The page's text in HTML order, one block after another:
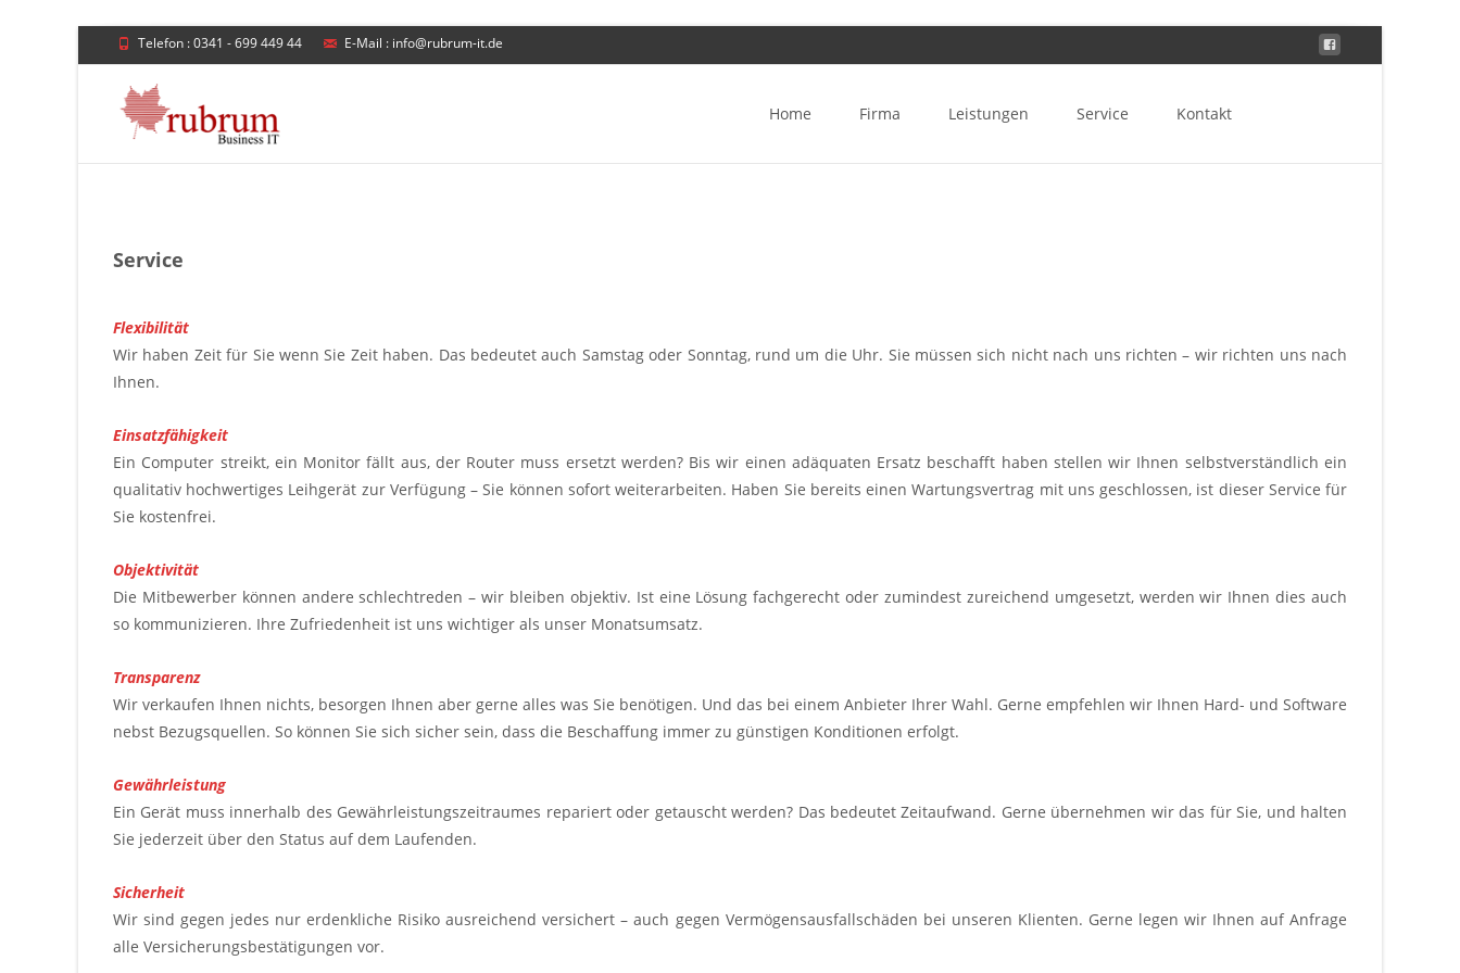
Telefon : 0341 - 699 449 44 E-Mail : info@rubrum-it.de
Home Firma Leistungen Service Kontakt
Service
Flexibilität
Wir haben Zeit für Sie wenn Sie Zeit haben. Das bedeutet auch Samstag oder Sonntag, rund um die Uhr. Sie müssen sich nicht nach uns richten – wir richten uns nach
Ihnen.
Einsatzfähigkeit
Ein Computer streikt, ein Monitor fällt aus, der Router muss ersetzt werden? Bis wir einen adäquaten Ersatz beschafft haben stellen wir Ihnen selbstverständlich ein
qualitativ hochwertiges Leihgerät zur Verfügung – Sie können sofort weiterarbeiten. Haben Sie bereits einen Wartungsvertrag mit uns geschlossen, ist dieser Service für
Sie kostenfrei.
Objektivität
Die Mitbewerber können andere schlechtreden – wir bleiben objektiv. Ist eine Lösung fachgerecht oder zumindest zureichend umgesetzt, werden wir Ihnen dies auch
so kommunizieren. Ihre Zufriedenheit ist uns wichtiger als unser Monatsumsatz.
Transparenz
Wir verkaufen Ihnen nichts, besorgen Ihnen aber gerne alles was Sie benötigen. Und das bei einem Anbieter Ihrer Wahl. Gerne empfehlen wir Ihnen Hard- und Software
nebst Bezugsquellen. So können Sie sich sicher sein, dass die Beschaffung immer zu günstigen Konditionen erfolgt.
Gewährleistung
Ein Gerät muss innerhalb des Gewährleistungszeitraumes repariert oder getauscht werden? Das bedeutet Zeitaufwand. Gerne übernehmen wir das für Sie, und halten
Sie jederzeit über den Status auf dem Laufenden.
Sicherheit
Wir sind gegen jedes nur erdenkliche Risiko ausreichend versichert – auch gegen Vermögensausfallschäden bei unseren Klienten. Gerne legen wir Ihnen auf Anfrage
alle Versicherungsbestätigungen vor.